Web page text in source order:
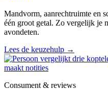
Mandvorm, aanrechtruimte en
één groot getal. Zo vergelijk je
avondeten.
Lees de keuzehulp →
Consument & reviews